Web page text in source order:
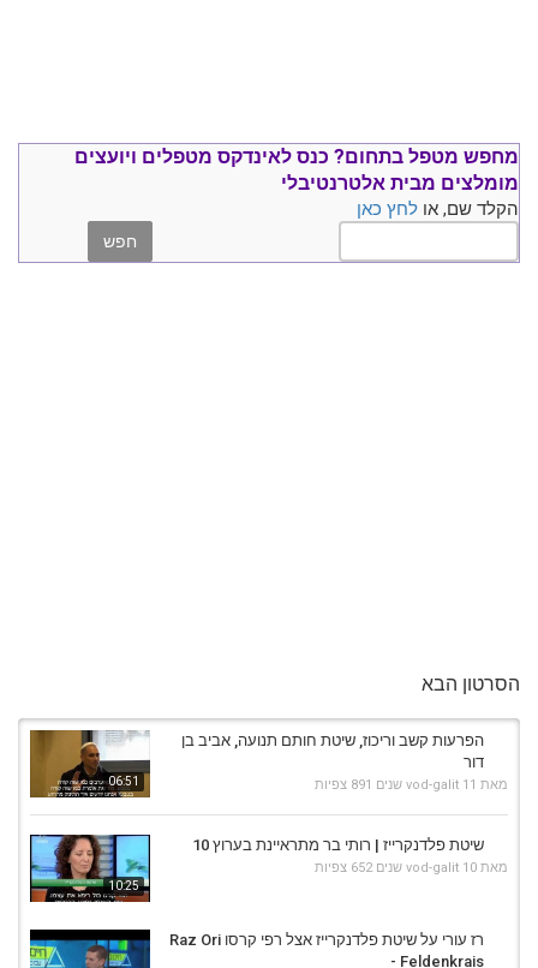
מחפש מטפל בתחום? כנס לאינדקס מטפלים ויועצים
מומלצים מבית אלטרנטיבלי
הקלד שם, או לחץ כאן
הסרטון הבא
06:51
הפרעות קשב וריכוז, שיטת חותם תנועה, אביב בן
דור
מאת vod-galit 11 שנים 891 צפיות
10:25
שיטת פלדנקרייז | רותי בר מתראיינת בערוץ 10
מאת vod-galit 10 שנים 652 צפיות
רז עורי על שיטת פלדנקרייז אצל רפי קרסו Raz Ori
- Feldenkrais